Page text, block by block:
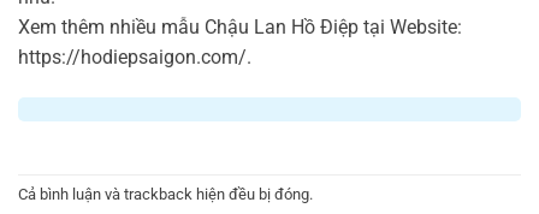
Xem thêm nhiều mẫu Chậu Lan Hồ Điệp tại Website:
https://hodiepsaigon.com/.
Cả bình luận và trackback hiện đều bị đóng.